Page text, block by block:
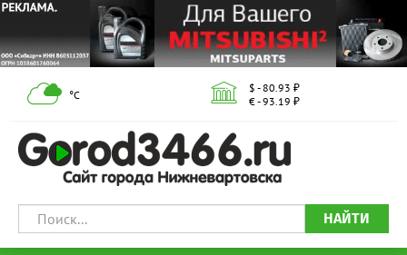
°С
$ - 80.93 ₽
€ - 93.19 ₽
НАЙТИ